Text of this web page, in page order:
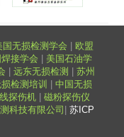
国无损检测学会
欧盟
接学会
美国石油学
远东无损检测
苏州
检测培训
中国无损
探伤机
磁粉探伤仪
科技有限公司
苏ICP